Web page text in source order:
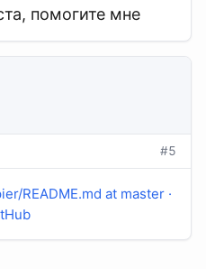
помогите мне
#5
README.md at master ·